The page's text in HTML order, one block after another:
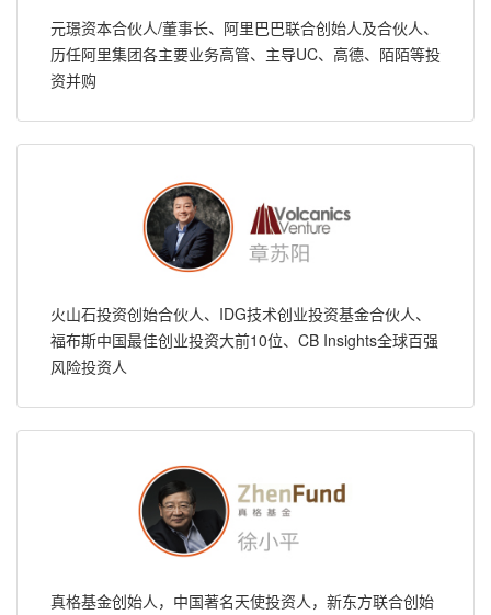
元璟资本合伙人/董事长、阿里巴巴联合创始人及合伙人、
历任阿里集团各主要业务高管、主导UC、高德、陌陌等投
资并购
火山石投资创始合伙人、IDG技术创业投资基金合伙人、
福布斯中国最佳创业投资大前10位、CB Insights全球百强
风险投资人
真格基金创始人，中国著名天使投资人，新东方联合创始